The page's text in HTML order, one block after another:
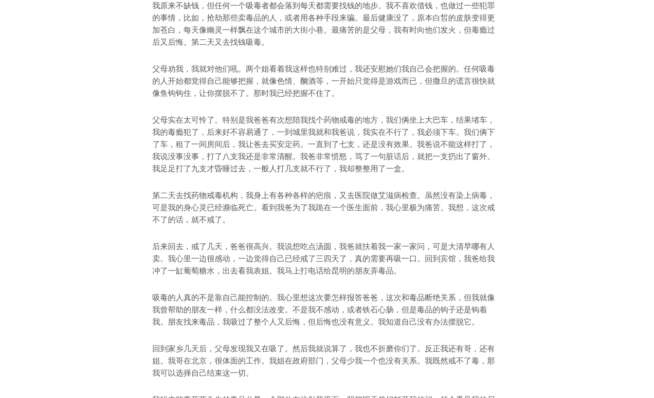
我原来不缺钱，但任何一个吸毒者都会落到每天都需要找钱的地步。我不喜欢借钱，也做过一些犯罪
的事情，比如，抢劫那些卖毒品的人，或者用各种手段来骗。最后健康没了，原本白皙的皮肤变得更
加苍白，每天像幽灵一样飘在这个城市的大街小巷。最痛苦的是父母，我有时向他们发火，但毒瘾过
后又后悔。第二天又去找钱吸毒。
父母劝我，我就对他们吼。两个姐看着我这样也特别难过，我还安慰她们我自己会把握的。任何吸毒
的人开始都觉得自己能够把握，就像色情、酗酒等，一开始只觉得是游戏而已，但撒旦的谎言很快就
像鱼钩钩住，让你摆脱不了。那时我已经把握不住了。
父母实在太可怜了。特别是我爸爸有次想陪我找个药物戒毒的地方，我们俩坐上大巴车，结果堵车，
我的毒瘾犯了，后来好不容易通了，一到城里我就和我爸说，我实在不行了，我必须下车。我们俩下
了车，租了一间房间后，我让爸去买安定药。一直到了七支，还是没有效果。我爸说不能这样打了，
我说没事没事，打了八支我还是非常清醒。我爸非常愤怒，骂了一句脏话后，就把一支扔出了窗外。
我足足打了九支才昏睡过去，一般人打几支就不行了，我却整整用了一盒。
第二天去找药物戒毒机构，我身上有各种各样的疤痕，又去医院做艾滋病检查。虽然没有染上病毒，
可是我的身心灵已经濒临死亡。看到我爸为了我跪在一个医生面前，我心里极为痛苦。我想，这次戒
不了的话，就不戒了。
后来回去，戒了几天，爸爸很高兴。我说想吃点汤圆，我爸就扶着我一家一家问，可是大清早哪有人
卖。我心里一边很感动，一边觉得自己已经戒了三四天了，真的需要再吸一口。回到宾馆，我爸给我
冲了一缸葡萄糖水，出去看我表姐。我马上打电话给昆明的朋友弄毒品。
吸毒的人真的不是靠自己能控制的。我心里想这次要怎样报答爸爸，这次和毒品断绝关系，但我就像
我曾帮助的朋友一样，什么都没法改变。不是我不感动，或者铁石心肠，但是毒品的钩子还是钩着
我。朋友找来毒品，我吸过了整个人又后悔，但后悔也没有意义。我知道自己没有办法摆脱它。
回到家乡几天后，父母发现我又在吸了。然后我就说算了，我也不折磨你们了。反正我还有哥，还有
姐。我哥在北京，很体面的工作。我姐在政府部门，父母少我一个也没有关系。我既然戒不了毒，那
我可以选择自己结束这一切。